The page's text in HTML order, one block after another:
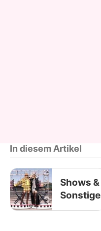
In diesem Artikel
Shows &
Sonstige